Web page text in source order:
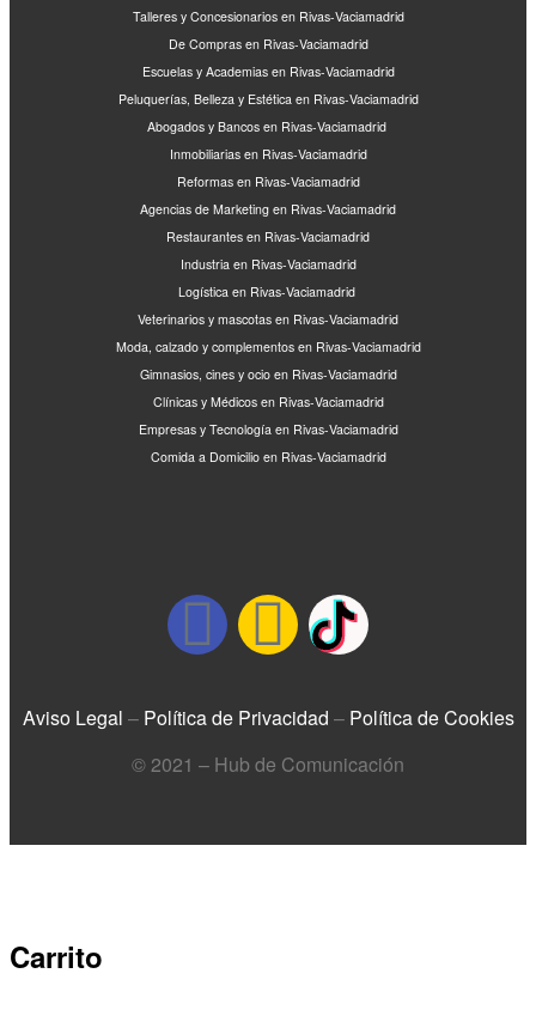
Talleres y Concesionarios en Rivas-Vaciamadrid
De Compras en Rivas-Vaciamadrid
Escuelas y Academias en Rivas-Vaciamadrid
Peluquerías, Belleza y Estética en Rivas-Vaciamadrid
Abogados y Bancos en Rivas-Vaciamadrid
Inmobiliarias en Rivas-Vaciamadrid
Reformas en Rivas-Vaciamadrid
Agencias de Marketing en Rivas-Vaciamadrid
Restaurantes en Rivas-Vaciamadrid
Industria en Rivas-Vaciamadrid
Logística en Rivas-Vaciamadrid
Veterinarios y mascotas en Rivas-Vaciamadrid
Moda, calzado y complementos en Rivas-Vaciamadrid
Gimnasios, cines y ocio en Rivas-Vaciamadrid
Clínicas y Médicos en Rivas-Vaciamadrid
Empresas y Tecnología en Rivas-Vaciamadrid
Comida a Domicilio en Rivas-Vaciamadrid
Aviso Legal – Política de Privacidad – Política de Cookies
© 2021 – Hub de Comunicación
Carrito